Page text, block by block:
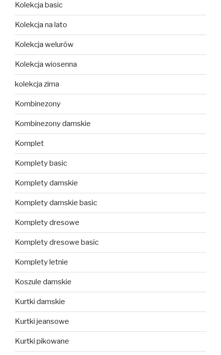
Kolekcja basic
Kolekcja na lato
Kolekcja welurów
Kolekcja wiosenna
kolekcja zima
Kombinezony
Kombinezony damskie
Komplet
Komplety basic
Komplety damskie
Komplety damskie basic
Komplety dresowe
Komplety dresowe basic
Komplety letnie
Koszule damskie
Kurtki damskie
Kurtki jeansowe
Kurtki pikowane